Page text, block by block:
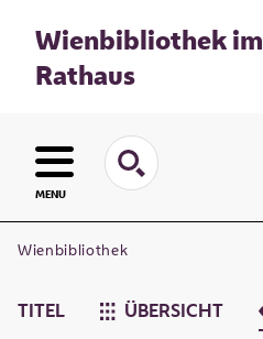
Wienbibliothek im
Rathaus
MENU
Wienbibliothek
TITEL ÜBERSICHT